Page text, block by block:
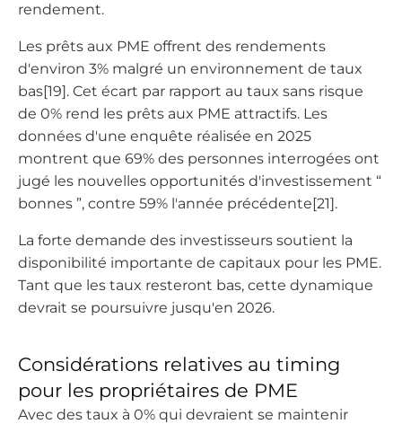
rendement.
Les prêts aux PME offrent des rendements
d'environ 3% malgré un environnement de taux
bas[19]. Cet écart par rapport au taux sans risque
de 0% rend les prêts aux PME attractifs. Les
données d'une enquête réalisée en 2025
montrent que 69% des personnes interrogées ont
jugé les nouvelles opportunités d'investissement “
bonnes ”, contre 59% l'année précédente[21].
La forte demande des investisseurs soutient la
disponibilité importante de capitaux pour les PME.
Tant que les taux resteront bas, cette dynamique
devrait se poursuivre jusqu'en 2026.
Considérations relatives au timing
pour les propriétaires de PME
Avec des taux à 0% qui devraient se maintenir